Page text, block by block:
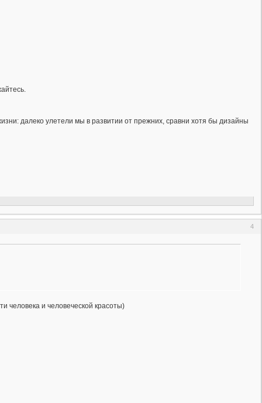
далеко улетели мы в развитии от прежних, сравни хотя бы дизайны
4
человека и человеческой красоты)